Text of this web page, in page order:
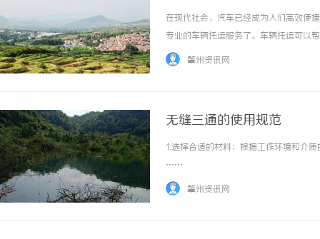
在现代社会，汽车已经成为人们高效便
专业的车辆托运服务了。车辆托运可以
运输的麻烦和时间。为了保证车辆托运
肇州资讯网
无缝三通的使用规范
1.选择合适的材料：根据工作环境和介
……
肇州资讯网